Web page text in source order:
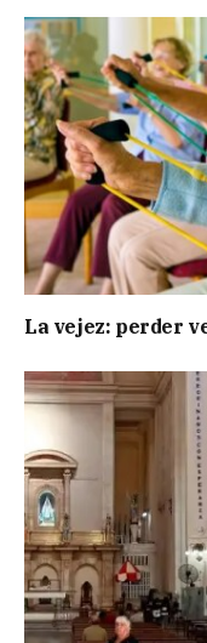
La vejez: perder